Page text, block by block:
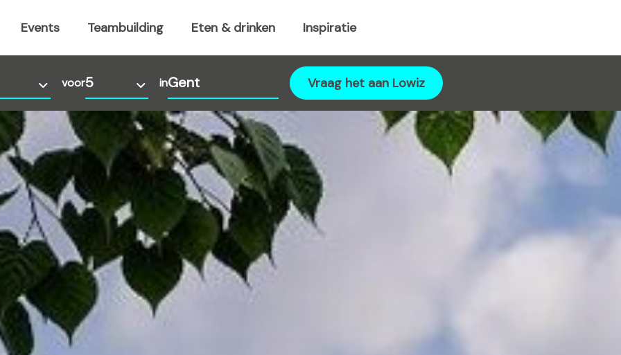
Events Teambuilding Eten & drinken Inspiratie
voor in Vraag het aan Lowiz